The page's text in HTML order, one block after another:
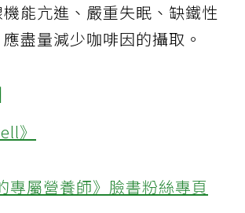
能亢進、嚴重失眠、缺鐵性
盡量減少咖啡因的攝取。
》
專屬營養師》臉書粉絲專頁